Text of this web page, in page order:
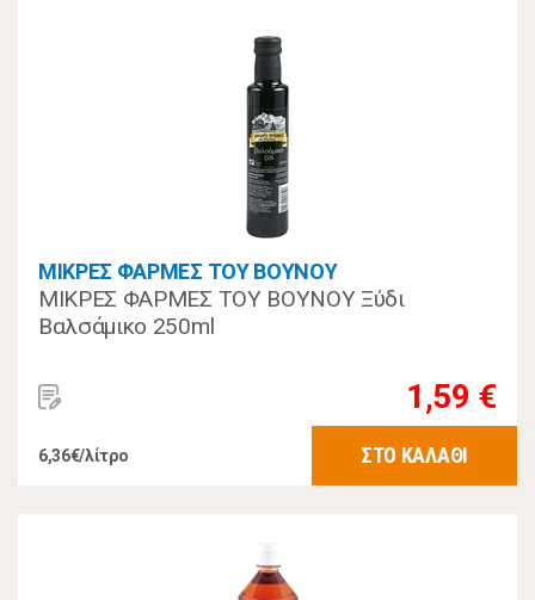
ΜΙΚΡΕΣ ΦΑΡΜΕΣ ΤΟΥ ΒΟΥΝΟΥ
ΜΙΚΡΕΣ ΦΑΡΜΕΣ ΤΟΥ ΒΟΥΝΟΥ Ξύδι
Βαλσάμικο 250ml
1,59 €
6,36€/λίτρο ΣΤΟ ΚΑΛΑΘΙ